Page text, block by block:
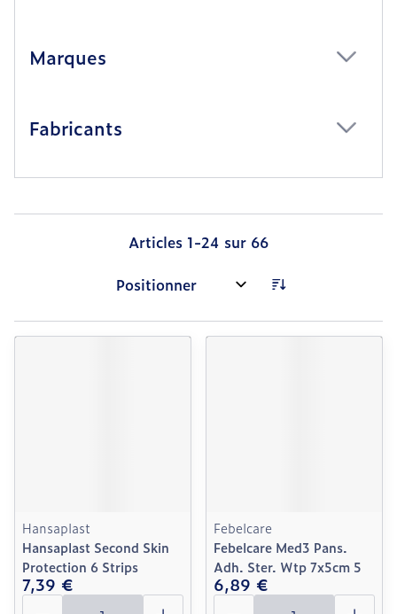
Marques
Fabricants
Articles 1-24 sur 66
Trier par:
Hansaplast
Hansaplast Second Skin
Protection 6 Strips
7,39 €
Quantité
Febelcare
Febelcare Med3 Pans.
Adh. Ster. Wtp 7x5cm 5
6,89 €
Quantité